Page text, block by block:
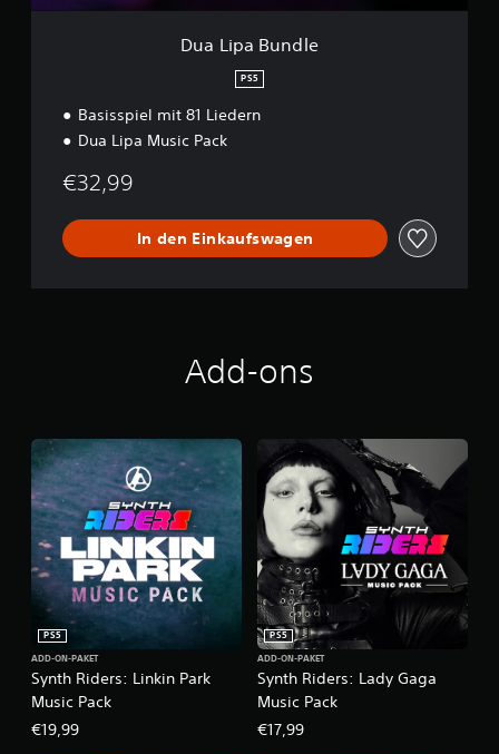
Dua Lipa Bundle
PS5
Basisspiel mit 81 Liedern
Dua Lipa Music Pack
€32,99
In den Einkaufswagen
Add-ons
Synth Riders: Linkin Park
Music Pack
PS5
ADD-ON-PAKET
€19,99
Synth Riders: Lady Gaga
Music Pack
PS5
ADD-ON-PAKET
€17,99